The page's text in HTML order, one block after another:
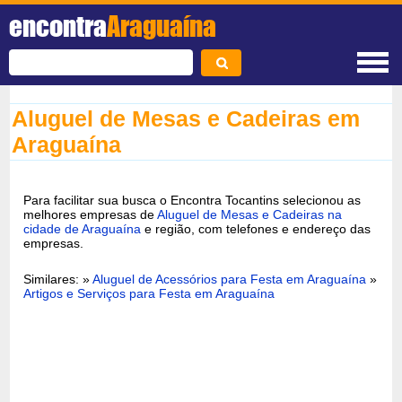
encontraAraguaína
Aluguel de Mesas e Cadeiras em
Araguaína
Para facilitar sua busca o Encontra Tocantins selecionou as
melhores empresas deAluguel de Mesas e Cadeiras na
cidade de Araguaína e região, com telefones e endereço das
empresas.
Similares: »Aluguel de Acessórios para Festa em Araguaína »
Artigos e Serviços para Festa em Araguaína